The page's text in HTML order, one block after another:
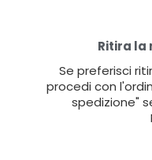
Ritira la
Se preferisci
procedi con
spedizione"